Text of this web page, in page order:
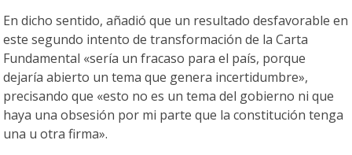
En dicho sentido, añadió que un resultado desfavorable en
este segundo intento de transformación de la Carta
Fundamental «sería un fracaso para el país, porque
dejaría abierto un tema que genera incertidumbre»,
precisando que «esto no es un tema del gobierno ni que
haya una obsesión por mi parte que la constitución tenga
una u otra firma».